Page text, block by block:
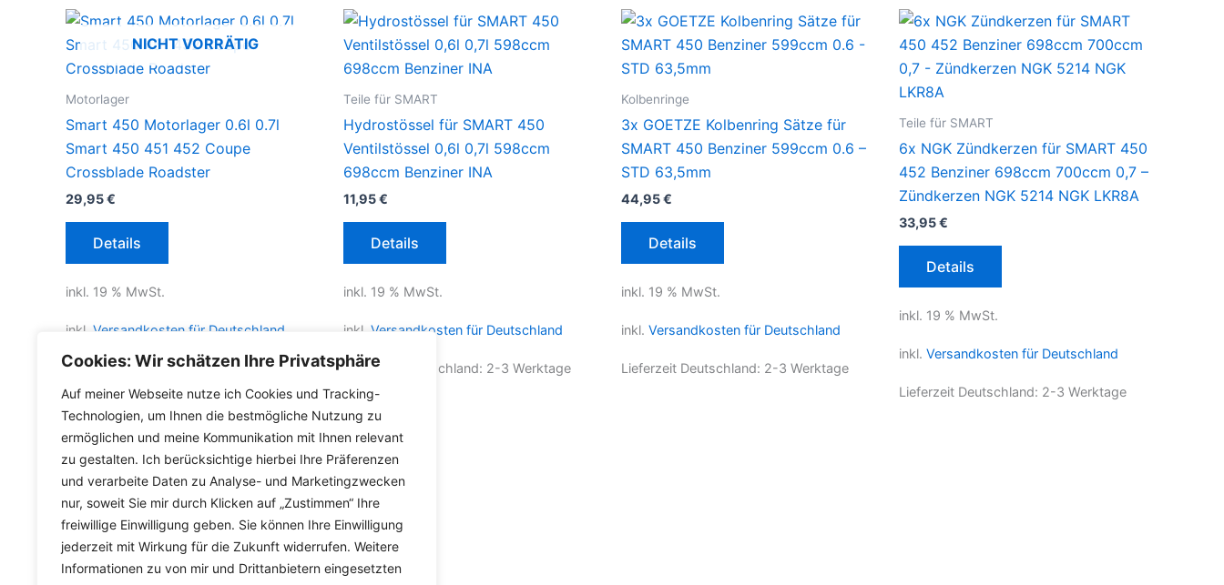
Cookies: Wir schätzen Ihre Privatsphäre
Auf meiner Webseite nutze ich Cookies und Tracking-
Technologien, um Ihnen die bestmögliche Nutzung zu
ermöglichen und meine Kommunikation mit Ihnen relevant
zu gestalten. Ich berücksichtige hierbei Ihre Präferenzen
und verarbeite Daten zu Analyse- und Marketingzwecken
nur, soweit Sie mir durch Klicken auf „Zustimmen“ Ihre
freiwillige Einwilligung geben. Sie können Ihre Einwilligung
jederzeit mit Wirkung für die Zukunft widerrufen. Weitere
Informationen zu von mir und Drittanbietern eingesetzten
NICHT VORRÄTIG
Motorlager
Smart 450 Motorlager 0.6l 0.7l
Smart 450 451 452 Coupe
Crossblade Roadster
29,95€
Details
inkl. 19 % MwSt.
inkl. Versandkosten für Deutschland
Teile für SMART
Hydrostössel für SMART 450
Ventilstössel 0,6l 0,7l 598ccm
698ccm Benziner INA
11,95€
Details
inkl. 19 % MwSt.
inkl. Versandkosten für Deutschland
Lieferzeit Deutschland: 2-3 Werktage
Kolbenringe
3x GOETZE Kolbenring Sätze für
SMART 450 Benziner 599ccm 0.6 –
STD 63,5mm
44,95€
Details
inkl. 19 % MwSt.
inkl. Versandkosten für Deutschland
Lieferzeit Deutschland: 2-3 Werktage
Teile für SMART
6x NGK Zündkerzen für SMART 450
452 Benziner 698ccm 700ccm 0,7 –
Zündkerzen NGK 5214 NGK LKR8A
33,95€
Details
inkl. 19 % MwSt.
inkl. Versandkosten für Deutschland
Lieferzeit Deutschland: 2-3 Werktage